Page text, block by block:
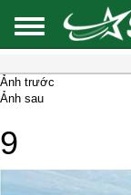
Ảnh trước
Ảnh sau
9